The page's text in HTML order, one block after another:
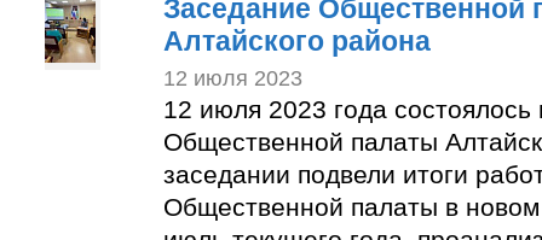
Заседание Общественной
Алтайского района
12 июля 2023
12 июля 2023 года состоялось
Общественной палаты
заседании подвели итоги
Общественной палаты в